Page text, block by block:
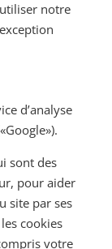
notre
d’analyse
sont des
pour aider
site par ses
cookies
votre